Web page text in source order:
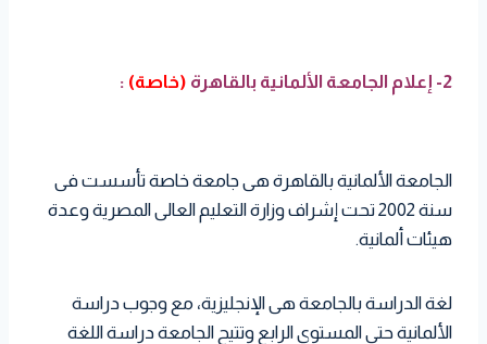
2- إعلام الجامعة الألمانية بالقاهرة (خاصة) :
الجامعة الألمانية بالقاهرة هى جامعة خاصة تأسست فى
سنة 2002 تحت إشراف وزارة التعليم العالى المصرية وعدة
هيئات ألمانية.
لغة الدراسة بالجامعة هى الإنجليزية، مع وجوب دراسة
الألمانية حتى المستوى الرابع وتتيح الجامعة دراسة اللغة